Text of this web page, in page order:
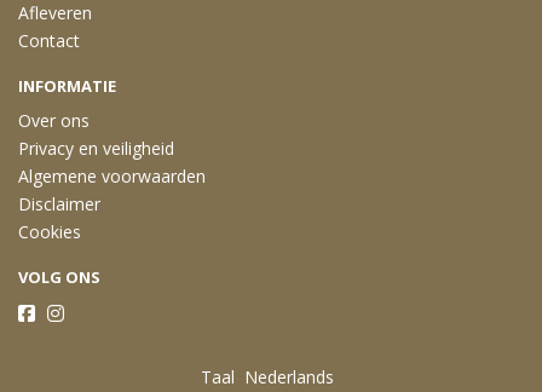
Afleveren
Contact
INFORMATIE
Over ons
Privacy en veiligheid
Algemene voorwaarden
Disclaimer
Cookies
VOLG ONS
Taal